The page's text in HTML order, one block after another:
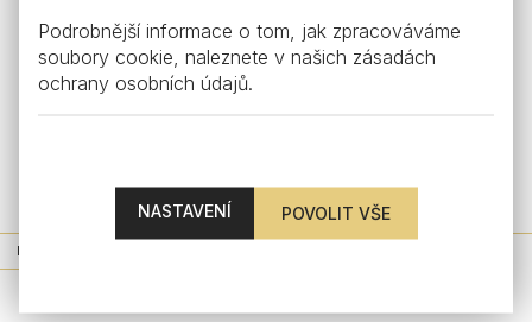
Podrobnější informace o tom, jak zpracováváme
soubory cookie, naleznete v našich zásadách
ochrany osobních údajů.
NASTAVENÍ
from €63
NOVINKA